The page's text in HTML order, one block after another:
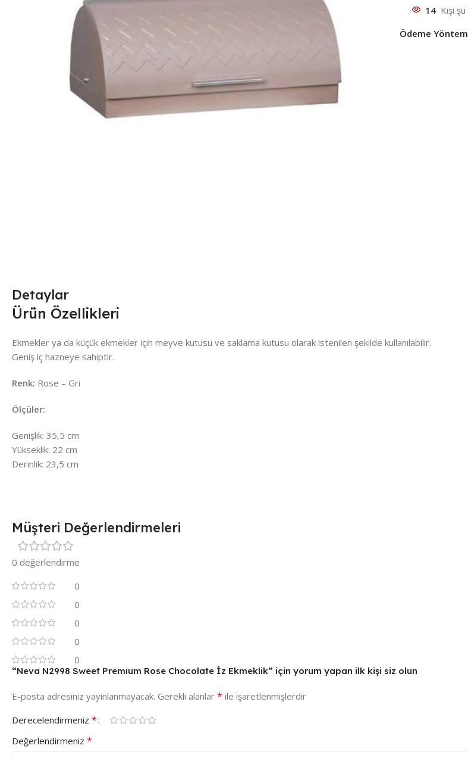
14 Kişi
Ödeme
Detaylar
Ürün Özellikleri
Ekmekler ya da küçük ekmekler için meyve kutusu ve saklama kutusu olarak istenilen şekilde kullanılabilir.
Geniş iç hazneye sahiptir.
Renk: Rose – Gri
Ölçüler:
Genişlik: 35,5 cm
Yükseklik: 22 cm
Derinlik: 23,5 cm
Müşteri Değerlendirmeleri
0 değerlendirme
0
0
0
0
0
“Neva N2998 Sweet Premıum Rose Chocolate İz Ekmeklik” için yorum yapan ilk kişi siz olun
E-posta adresiniz yayınlanmayacak. Gerekli alanlar * ile işaretlenmişlerdir
Derecelendirmeniz *
Değerlendirmeniz *